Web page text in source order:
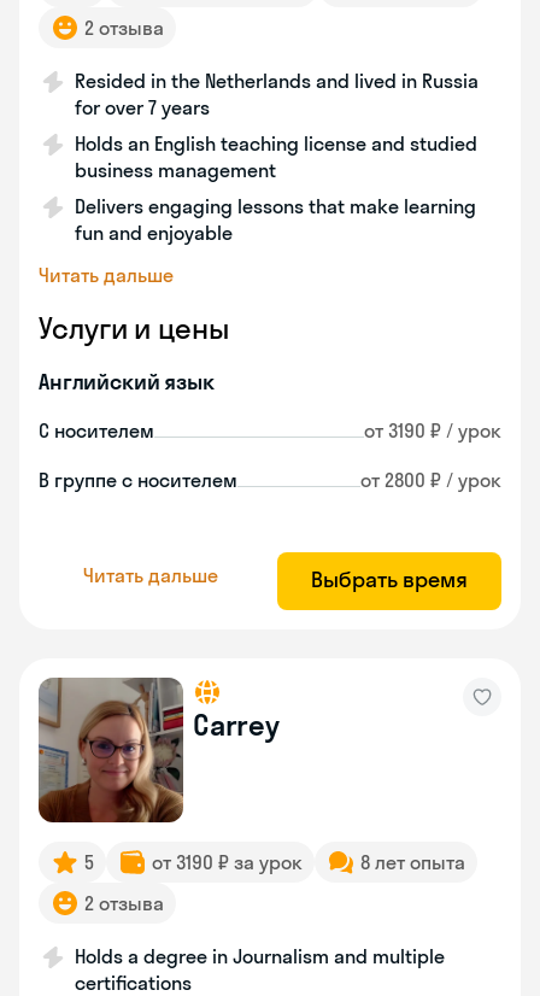
2 отзыва
Resided in the Netherlands and lived in Russia
for over 7 years
Holds an English teaching license and studied
business management
Delivers engaging lessons that make learning
fun and enjoyable
Читать дальше
Услуги и цены
Английский язык
С носителем от 3190 ₽ / урок
В группе с носителем от 2800 ₽ / урок
Читать дальше Выбрать время
Carrey
5 от 3190 ₽ за урок
8 лет опыта
2 отзыва
Holds a degree in Journalism and multiple
certifications